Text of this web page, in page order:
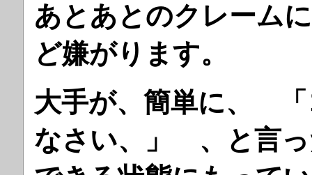
あとあとのクレーム
ど嫌がります。
大手が、簡単に、 「
なさい、」 、と言っ